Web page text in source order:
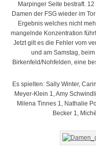
Marpinger Seite bestraft.
Damen der FSG wieder im
Ergebnis welches nicht
mangelnde Konzentration
Jetzt gilt es die Fehler vom
und am Samstag,
Birkenfeld/Nohfelden, eine
Es spielten: Sally Winter,
Meyer-Klein 1, Amy
Milena Tinnes 1, Nathalie
Becker 1,